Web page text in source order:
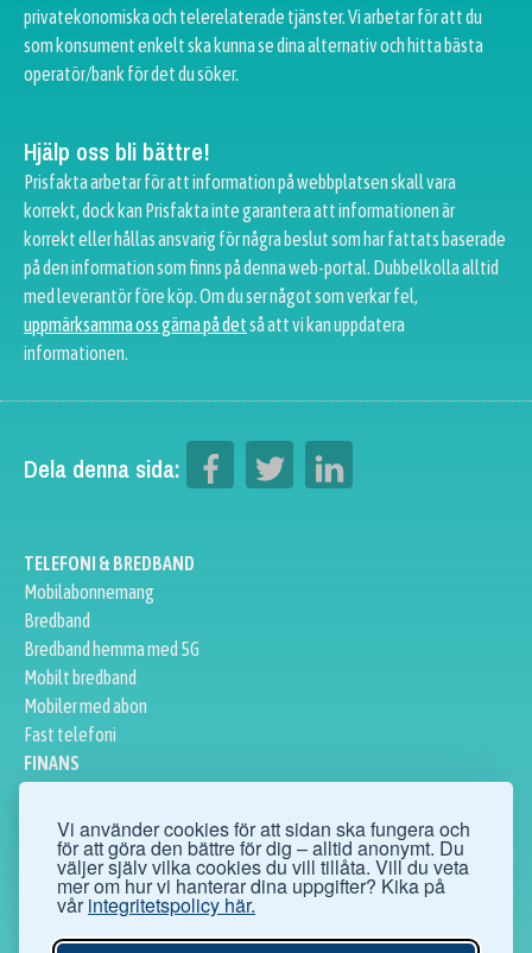
Vi använder cookies för att sidan ska fungera och
för att göra den bättre för dig – alltid anonymt. Du
väljer själv vilka cookies du vill tillåta. Vill du veta
mer om hur vi hanterar dina uppgifter? Kika på
vår integritetspolicy här.
privatekonomiska och telerelaterade tjänster. Vi arbetar för att du
som konsument enkelt ska kunna se dina alternativ och hitta bästa
operatör/bank för det du söker.
Hjälp oss bli bättre!
Prisfakta arbetar för att information på webbplatsen skall vara
korrekt, dock kan Prisfakta inte garantera att informationen är
korrekt eller hållas ansvarig för några beslut som har fattats baserade
på den information som finns på denna web-portal. Dubbelkolla alltid
med leverantör före köp. Om du ser något som verkar fel,
uppmärksamma oss gärna på detså att vi kan uppdatera
informationen.
Dela denna sida:
TELEFONI & BREDBAND
Mobilabonnemang
Bredband
Bredband hemma med 5G
Mobilt bredband
Mobiler med abon
Fast telefoni
FINANS
Företagslån
Sparkonto
Bolån
Aktier
ÖVRIGT